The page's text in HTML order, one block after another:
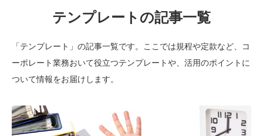
テンプレートの記事一覧
「テンプレート」の記事一覧です。ここでは規程や定款など、コ
ーポレート業務おいて役立つテンプレートや、活用のポイントに
ついて情報をお届けします。